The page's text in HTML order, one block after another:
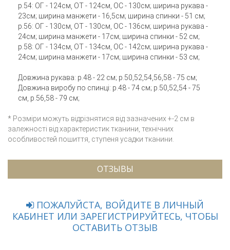
р.54: ОГ - 124см, ОТ - 124см, ОС - 130см; ширина рукава -
23см; ширина манжети - 16,5см; ширина спинки - 51 см;
р.56: ОГ - 130см, ОТ - 130см, ОС - 136см; ширина рукава -
24см; ширина манжети - 17см; ширина спинки - 52 см;
р.58: ОГ - 134см, ОТ - 134см, ОС - 142см; ширина рукава -
24см; ширина манжети - 17см; ширина спинки - 53 см;
Довжина рукава: р.48 - 22 см; р.50,52,54,56,58 - 75 см;
Довжина виробу по спинці: р.48 - 74 см; р.50,52,54 - 75
см, р.56,58 - 79 см;
* Розміри можуть відрізнятися від зазначених +-2 см в
залежності від характеристик тканини, технічних
особливостей пошиття, ступеня усадки тканини.
ОТЗЫВЫ
ПОЖАЛУЙСТА, ВОЙДИТЕ В ЛИЧНЫЙ
КАБИНЕТ ИЛИ ЗАРЕГИСТРИРУЙТЕСЬ, ЧТОБЫ
ОСТАВИТЬ ОТЗЫВ